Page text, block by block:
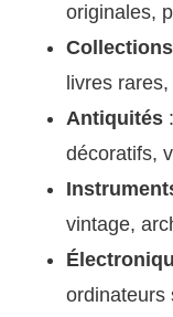
originales,
Collections
livres
Antiquités
décoratifs,
vintage,
ordinateurs